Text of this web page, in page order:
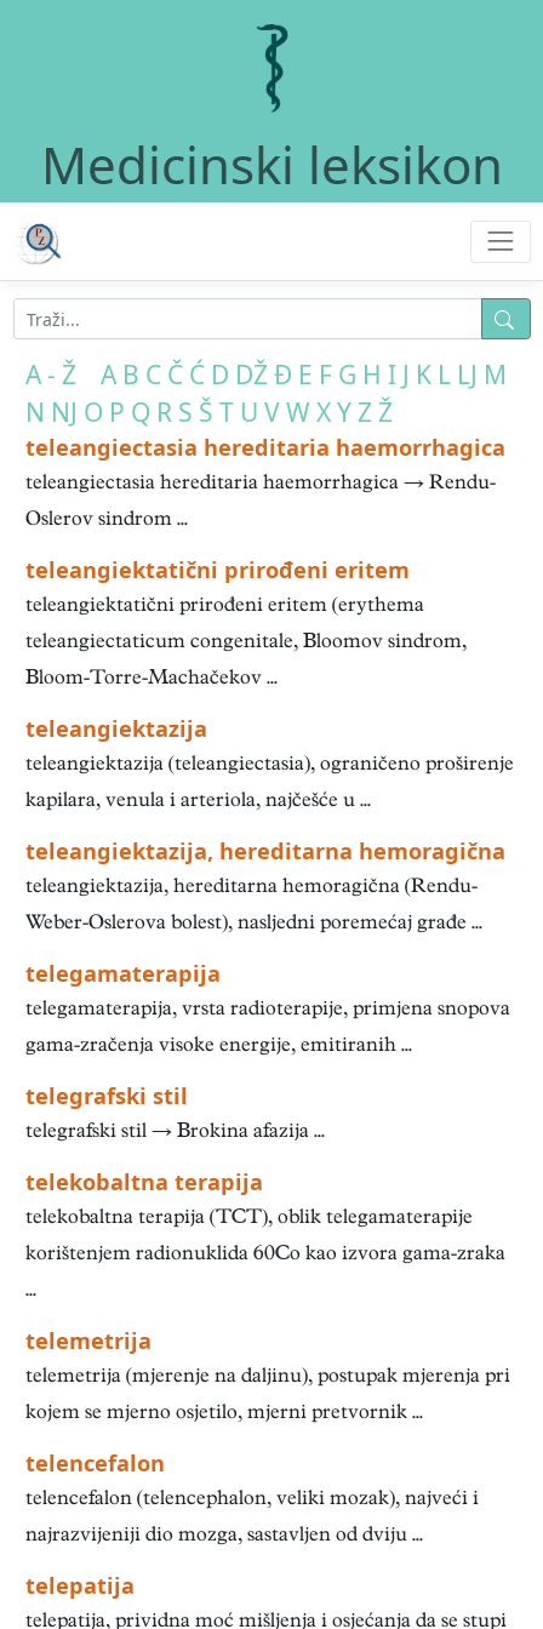
Medicinski leksikon
A - Ž A B C Č Ć D DŽĐ E F G H I J K L LJ M
N NJ O P Q R S Š T U VW XYZŽ
teleangiectasia hereditaria haemorrhagica
teleangiectasia hereditaria haemorrhagica → Rendu-
Oslerov sindrom ...
teleangiektatični prirođeni eritem
teleangiektatični prirođeni eritem (erythema
teleangiectaticum congenitale, Bloomov sindrom,
Bloom-Torre-Machačekov ...
teleangiektazija
teleangiektazija (teleangiectasia), ograničeno proširenje
kapilara, venula i arteriola, najčešće u ...
teleangiektazija, hereditarna hemoragična
teleangiektazija, hereditarna hemoragična (Rendu-
Weber-Oslerova bolest), nasljedni poremećaj građe ...
telegamaterapija
telegamaterapija, vrsta radioterapije, primjena snopova
gama-zračenja visoke energije, emitiranih ...
telegrafski stil
telegrafski stil → Brokina afazija ...
telekobaltna terapija
telekobaltna terapija (TCT), oblik telegamaterapije
korištenjem radionuklida 60Co kao izvora gama-zraka
...
telemetrija
telemetrija (mjerenje na daljinu), postupak mjerenja pri
kojem se mjerno osjetilo, mjerni pretvornik ...
telencefalon
telencefalon (telencephalon, veliki mozak), najveći i
najrazvijeniji dio mozga, sastavljen od dviju ...
telepatija
telepatija, prividna moć mišljenja i osjećanja da se stupi